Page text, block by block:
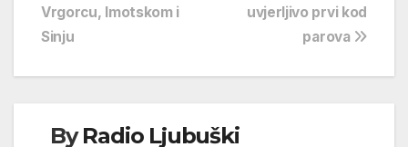
uvjerljivo prvi kod
parova
Vrgorcu, Imotskom i
Sinju
ByRadio Ljubuški